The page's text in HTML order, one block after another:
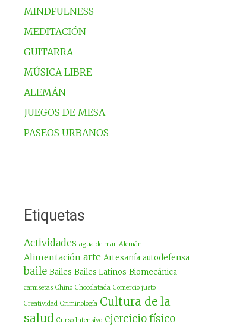
MINDFULNESS
MEDITACIÓN
GUITARRA
MÚSICA LIBRE
ALEMÁN
JUEGOS DE MESA
PASEOS URBANOS
Etiquetas
Actividades agua de mar Alemán
Alimentación arte Artesanía autodefensa
baile Bailes Bailes Latinos Biomecánica
camisetas Chino Chocolatada Comercio justo
Creatividad Criminología Cultura de la
salud Curso Intensivo ejercicio físico